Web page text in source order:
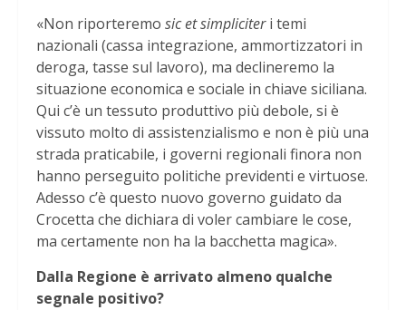
«Non riporteremo sic et simpliciteri temi
nazionali (cassa integrazione, ammortizzatori in
deroga, tasse sul lavoro), ma declineremo la
situazione economica e sociale in chiave siciliana.
Qui c’è un tessuto produttivo più debole, si è
vissuto molto di assistenzialismo e non è più una
strada praticabile, i governi regionali finora non
hanno perseguito politiche previdenti e virtuose.
Adesso c’è questo nuovo governo guidato da
Crocetta che dichiara di voler cambiare le cose,
ma certamente non ha la bacchetta magica».
Dalla Regione è arrivato almeno qualche
segnale positivo?